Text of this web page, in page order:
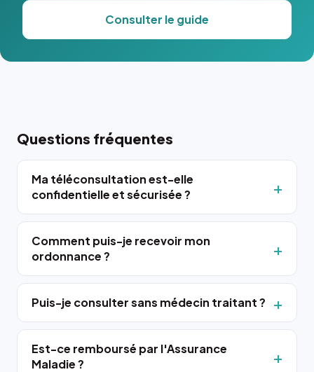
Consulter le guide
Questions fréquentes
Ma téléconsultation est-elle
confidentielle et sécurisée ?
Comment puis-je recevoir mon
ordonnance ?
Puis-je consulter sans médecin traitant ?
Est-ce remboursé par l'Assurance
Maladie ?